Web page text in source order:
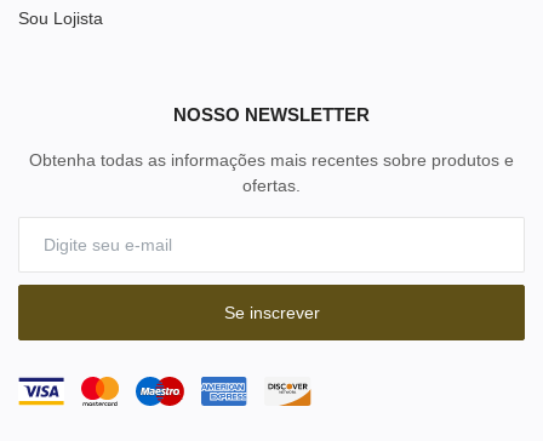
Sou Lojista
NOSSO NEWSLETTER
Obtenha todas as informações mais recentes sobre produtos e
ofertas.
Se inscrever